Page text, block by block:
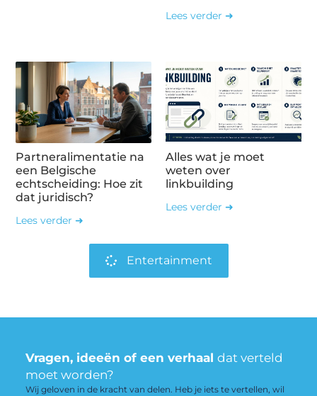
Lees verder ➜
Partneralimentatie na
een Belgische
echtscheiding: Hoe zit
dat juridisch?
Lees verder ➜
Alles wat je moet
weten over
linkbuilding
Lees verder ➜
Entertainment
Vragen, ideeën of een verhaal dat verteld
moet worden?
Wij geloven in de kracht van delen. Heb je iets te vertellen, wil